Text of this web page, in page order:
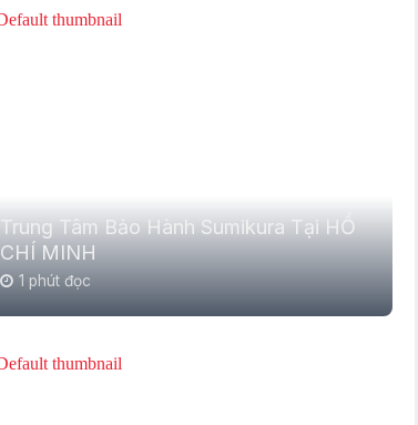
Trung Tâm Bảo Hành Sumikura Tại HỒ
CHÍ MINH
1 phút đọc